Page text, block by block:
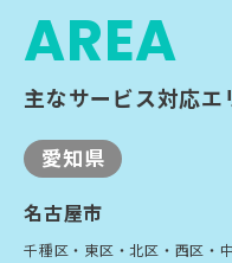
AREA
主なサービス対応エ
愛知県
名古屋市
千種区・東区・北区・西区・